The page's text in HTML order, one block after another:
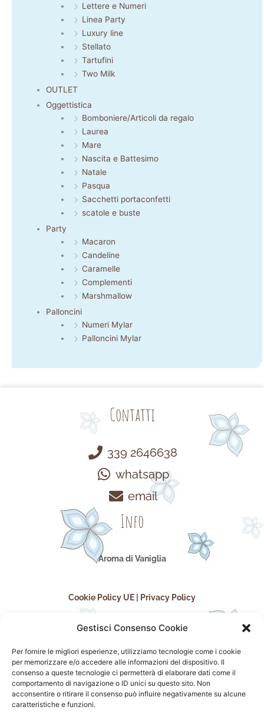
Gestisci Consenso Cookie
Per fornire le migliori esperienze, utilizziamo tecnologie come i cookie
per memorizzare e/o accedere alle informazioni del dispositivo. Il
consenso a queste tecnologie ci permetterà di elaborare dati come il
comportamento di navigazione o ID unici su questo sito. Non
acconsentire o ritirare il consenso può influire negativamente su alcune
caratteristiche e funzioni.
Lettere e Numeri
Linea Party
Luxury line
Stellato
Tartufini
Two Milk
OUTLET
Oggettistica
Bomboniere/Articoli da regalo
Laurea
Mare
Nascita e Battesimo
Natale
Pasqua
Sacchetti portaconfetti
scatole e buste
Party
Macaron
Candeline
Caramelle
Complementi
Marshmallow
Palloncini
Numeri Mylar
Palloncini Mylar
Contatti
339 2646638
whatsapp
email
Info
Aroma di Vaniglia
Cookie Policy UE Privacy Policy
seguici sui social